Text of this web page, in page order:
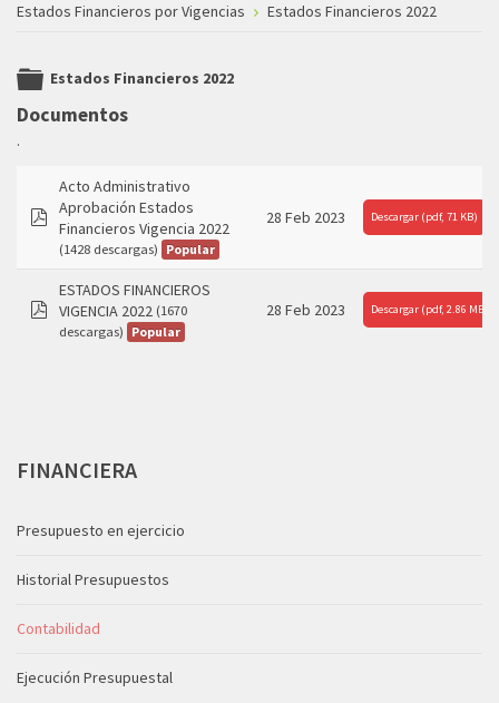
Estados Financieros por Vigencias
Estados Financieros 2022
folder
Estados Financieros 2022
Documentos
.
pdf
Acto Administrativo
Aprobación Estados
Financieros Vigencia 2022
(1428 descargas) Popular
28 Feb 2023 Descargar (pdf, 71 KB)
ESTADOS FINANCIEROS
VIGENCIA 2022 (1670
descargas) Popular
28 Feb 2023 Descargar (pdf, 2.86 MB
FINANCIERA
Presupuesto en ejercicio
Historial Presupuestos
Contabilidad
Ejecución Presupuestal